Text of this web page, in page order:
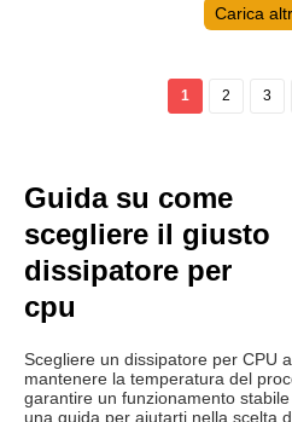
Carica
1 2 3
Guida su come
scegliere il giusto
dissipatore per
cpu
Scegliere un dissipatore per CPU
mantenere la temperatura del
garantire un funzionamento
una guida per aiutarti nella scelta